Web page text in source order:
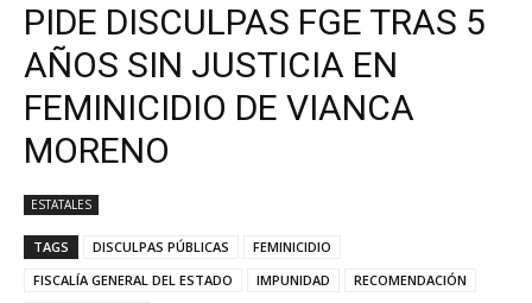
PIDE DISCULPAS FGE TRAS 5
AÑOS SIN JUSTICIA EN
FEMINICIDIO DE VIANCA
MORENO
ESTATALES
TAGS DISCULPAS PÚBLICAS
FEMINICIDIO
FISCALÍA GENERAL DEL ESTADO
IMPUNIDAD
RECOMENDACIÓN